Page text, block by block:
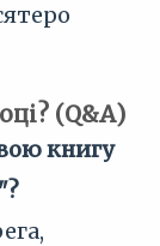
(Q&A)
книгу